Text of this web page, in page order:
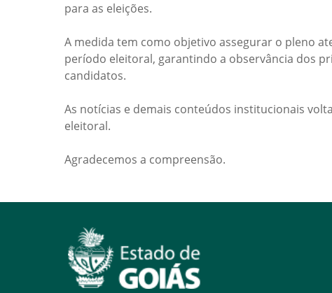
para as eleições.
A medida tem como objetivo assegurar o pleno
período eleitoral, garantindo a observância dos
candidatos.
As notícias e demais conteúdos institucionais
eleitoral.
Agradecemos a compreensão.